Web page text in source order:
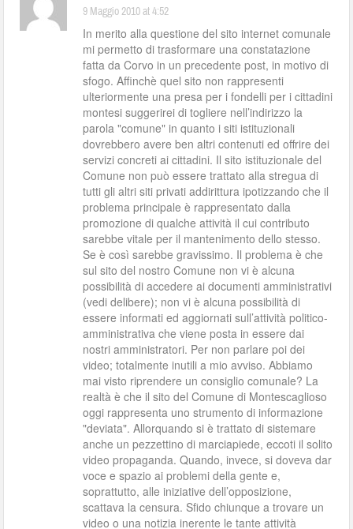
9 Maggio 2010 at 4:52
In merito alla questione del sito internet comunale
mi permetto di trasformare una constatazione
fatta da Corvo in un precedente post, in motivo di
sfogo. Affinchè quel sito non rappresenti
ulteriormente una presa per i fondelli per i cittadini
montesi suggerirei di togliere nell’indirizzo la
parola "comune" in quanto i siti istituzionali
dovrebbero avere ben altri contenuti ed offrire dei
servizi concreti ai cittadini. Il sito istituzionale del
Comune non può essere trattato alla stregua di
tutti gli altri siti privati addirittura ipotizzando che il
problema principale è rappresentato dalla
promozione di qualche attività il cui contributo
sarebbe vitale per il mantenimento dello stesso.
Se è così sarebbe gravissimo. Il problema è che
sul sito del nostro Comune non vi è alcuna
possibilità di accedere ai documenti amministrativi
(vedi delibere); non vi è alcuna possibilità di
essere informati ed aggiornati sull’attività politico-
amministrativa che viene posta in essere dai
nostri amministratori. Per non parlare poi dei
video; totalmente inutili a mio avviso. Abbiamo
mai visto riprendere un consiglio comunale? La
realtà è che il sito del Comune di Montescaglioso
oggi rappresenta uno strumento di informazione
"deviata". Allorquando si è trattato di sistemare
anche un pezzettino di marciapiede, eccoti il solito
video propaganda. Quando, invece, si doveva dar
voce e spazio ai problemi della gente e,
soprattutto, alle iniziative dell’opposizione,
scattava la censura. Sfido chiunque a trovare un
video o una notizia inerente le tante attività